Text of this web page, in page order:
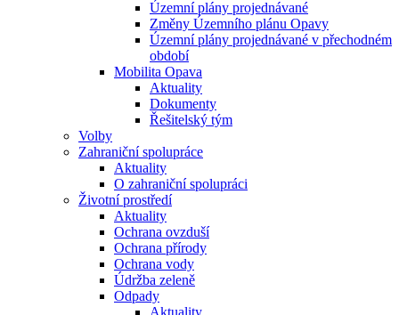
Územní plány projednávané
Změny Územního plánu Opavy
Územní plány projednávané v přechodném
období
Mobilita Opava
Aktuality
Dokumenty
Řešitelský tým
Volby
Zahraniční spolupráce
Aktuality
O zahraniční spolupráci
Životní prostředí
Aktuality
Ochrana ovzduší
Ochrana přírody
Ochrana vody
Údržba zeleně
Odpady